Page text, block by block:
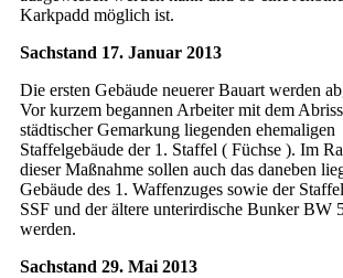
Karkpadd möglich ist.
Sachstand 17. Januar 2013
Die ersten Gebäude neuerer Bauart werden
Vor kurzem begannen Arbeiter mit dem
städtischer Gemarkung liegenden ehemaligen
Staffelgebäude der 1. Staffel ( Füchse ). Im
dieser Maßnahme sollen auch das daneben
Gebäude des 1. Waffenzuges sowie der
SSF und der ältere unterirdische Bunker BW
werden.
Sachstand 29. Mai 2013